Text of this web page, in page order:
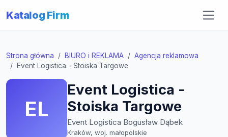
Katalog Firm
Strona główna BIURO i REKLAMA
Agencja reklamowa
Event Logistica - Stoiska Targowe
EL
Event Logistica -
Stoiska Targowe
Event Logistica Bogusław Dąbek
Kraków, woj. małopolskie